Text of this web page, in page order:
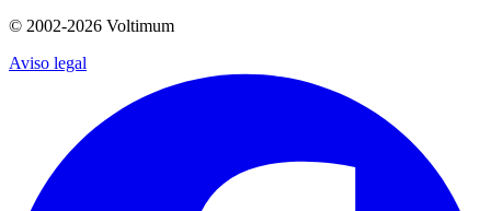
© 2002-2026 Voltimum
Aviso legal